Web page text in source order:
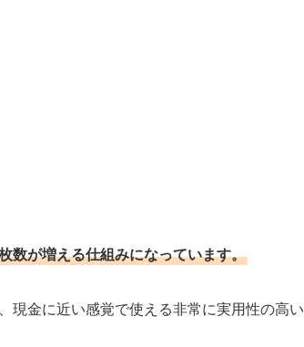
数が増える仕組みになっています。
現金に近い感覚で使える非常に実用性の高い